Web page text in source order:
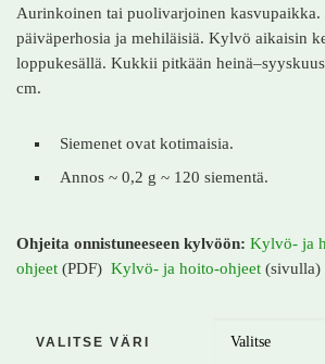
Aurinkoinen tai puolivarjoinen kasvupaikka.
päiväperhosia ja mehiläisiä. Kylvö aikaisin
loppukesällä. Kukkii pitkään
cm.
Siemenet ovat kotimaisia.
Annos ~ 0,2 g ~ 120 siementä.
Ohjeita onnistuneeseen kylvöön: Kylvö- ja
ohjeet (PDF) Kylvö- ja hoito-ohjeet (sivulla)
VALITSE VÄRI